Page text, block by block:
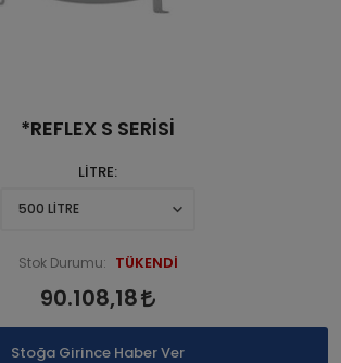
*REFLEX S SERİSİ
LİTRE
Stok Durumu: TÜKENDİ
90.108,18
Stoğa Girince Haber Ver